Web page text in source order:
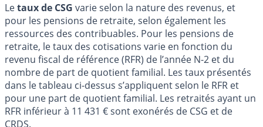
Letaux de CSG varie selon la nature des revenus, et
pour les pensions de retraite, selon également les
ressources des contribuables. Pour les pensions de
retraite, le taux des cotisations varie en fonction du
revenu fiscal de référence (RFR) de l’année N-2 et du
nombre de part de quotient familial. Les taux présentés
dans le tableau ci-dessus s’appliquent selon le RFR et
pour une part de quotient familial. Les retraités ayant un
RFR inférieur à 11 431 € sont exonérés de CSG et de
CRDS.